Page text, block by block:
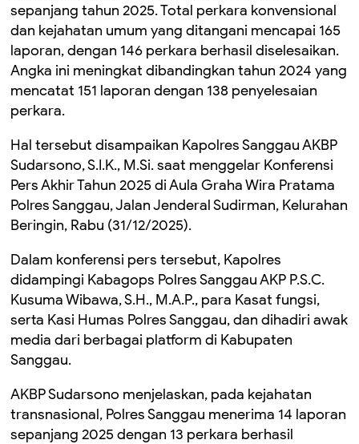
sepanjang tahun 2025. Total perkara konvensional
dan kejahatan umum yang ditangani mencapai 165
laporan, dengan 146 perkara berhasil diselesaikan.
Angka ini meningkat dibandingkan tahun 2024 yang
mencatat 151 laporan dengan 138 penyelesaian
perkara.
Hal tersebut disampaikan Kapolres Sanggau AKBP
Sudarsono, S.I.K., M.Si. saat menggelar Konferensi
Pers Akhir Tahun 2025 di Aula Graha Wira Pratama
Polres Sanggau, Jalan Jenderal Sudirman, Kelurahan
Beringin, Rabu (31/12/2025).
Dalam konferensi pers tersebut, Kapolres
didampingi Kabagops Polres Sanggau AKP P.S.C.
Kusuma Wibawa, S.H., M.A.P., para Kasat fungsi,
serta Kasi Humas Polres Sanggau, dan dihadiri awak
media dari berbagai platform di Kabupaten
Sanggau.
AKBP Sudarsono menjelaskan, pada kejahatan
transnasional, Polres Sanggau menerima 14 laporan
sepanjang 2025 dengan 13 perkara berhasil